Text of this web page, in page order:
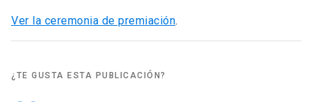
Ver la ceremonia de premiación.
¿TE GUSTA ESTA PUBLICACIÓN?